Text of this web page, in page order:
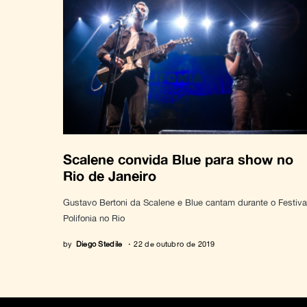
Scalene convida Blue para show no
Rio de Janeiro
Gustavo Bertoni da Scalene e Blue cantam durante o
Polifonia no Rio
by Diego Stedile 22 de outubro de 2019